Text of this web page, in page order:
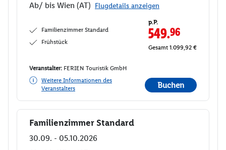
Ab/ bis Wien (AT) Flugdetails anzeigen
Familienzimmer Standard
Frühstück
p.P.
549.96
Gesamt 1.099,92 €
Veranstalter: FERIEN Touristik GmbH
Weitere Informationen des
Veranstalters
Buchen
Buchen
Familienzimmer Standard
30.09. - 05.10.2026